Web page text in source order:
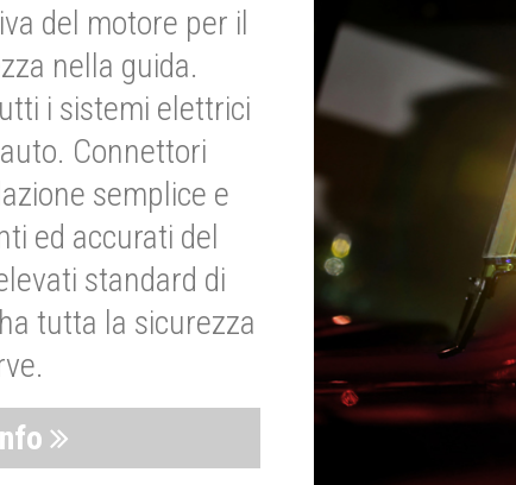
del motore per il
nella guida.
i sistemi elettrici
Connettori
semplice e
ed accurati del
standard di
tutta la sicurezza